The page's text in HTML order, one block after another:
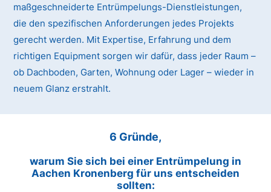
maßgeschneiderte Entrümpelungs-Dienstleistungen,
die den spezifischen Anforderungen jedes Projekts
gerecht werden. Mit Expertise, Erfahrung und dem
richtigen Equipment sorgen wir dafür, dass jeder Raum –
ob Dachboden, Garten, Wohnung oder Lager – wieder in
neuem Glanz erstrahlt.
6 Gründe,
warum Sie sich bei einer Entrümpelung in
Aachen Kronenberg für uns entscheiden
sollten: